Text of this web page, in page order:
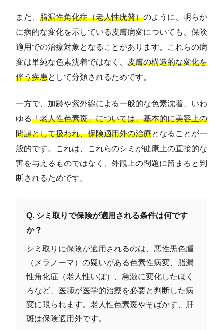
また、 脂漏性角化症（老人性疣贅）のように、明らか
に病的な変化を示している皮膚病変についても、保険
適用での治療対象となることがあります。これらの病
変は単純な色素沈着ではなく、 皮膚の構造的な変化を
伴う疾患として分類されるためです。
一方で、加齢や紫外線による一般的な色素沈着、いわ
ゆる「老人性色素斑」については、基本的に美容上の
問題として扱われ、保険適用外の治療となることが一
般的です。これは、これらのシミが健康上の直接的な
害を与えるものではなく、外観上の問題に留まると判
断されるためです。
Q. シミ取りで保険が適用される条件は何です
か？
シミ取りに保険が適用されるのは、悪性黒色腫
（メラノーマ）の疑いがある色素性病変、脂漏
性角化症（老人性いぼ）、急激に変化したほく
ろなど、医師が医学的治療を必要と判断した病
変に限られます。老人性色素斑やそばかす、肝
斑は保険適用外です。